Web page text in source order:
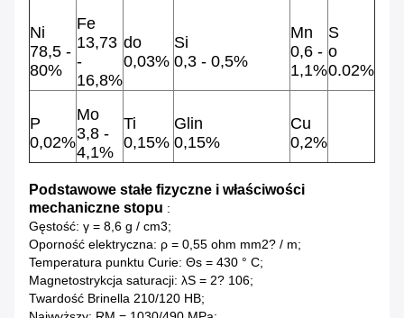
Ni
78,5 -
80%
Fe
13,73
-
16,8%
do
0,03%
Si
0,3 - 0,5%
Mn
0,6 -
1,1%
S
o
0.02%
P
0,02%
Mo
3,8 -
4,1%
Ti
0,15%
Glin
0,15%
Cu
0,2%
Podstawowe stałe fizyczne i właściwości
mechaniczne stopu :
Gęstość: γ = 8,6 g / cm3;
Oporność elektryczna: ρ = 0,55 ohm mm2? / m;
Temperatura punktu Curie: Θs = 430 ° C;
Magnetostrykcja saturacji: λS = 2? 106;
Twardość Brinella 210/120 HB;